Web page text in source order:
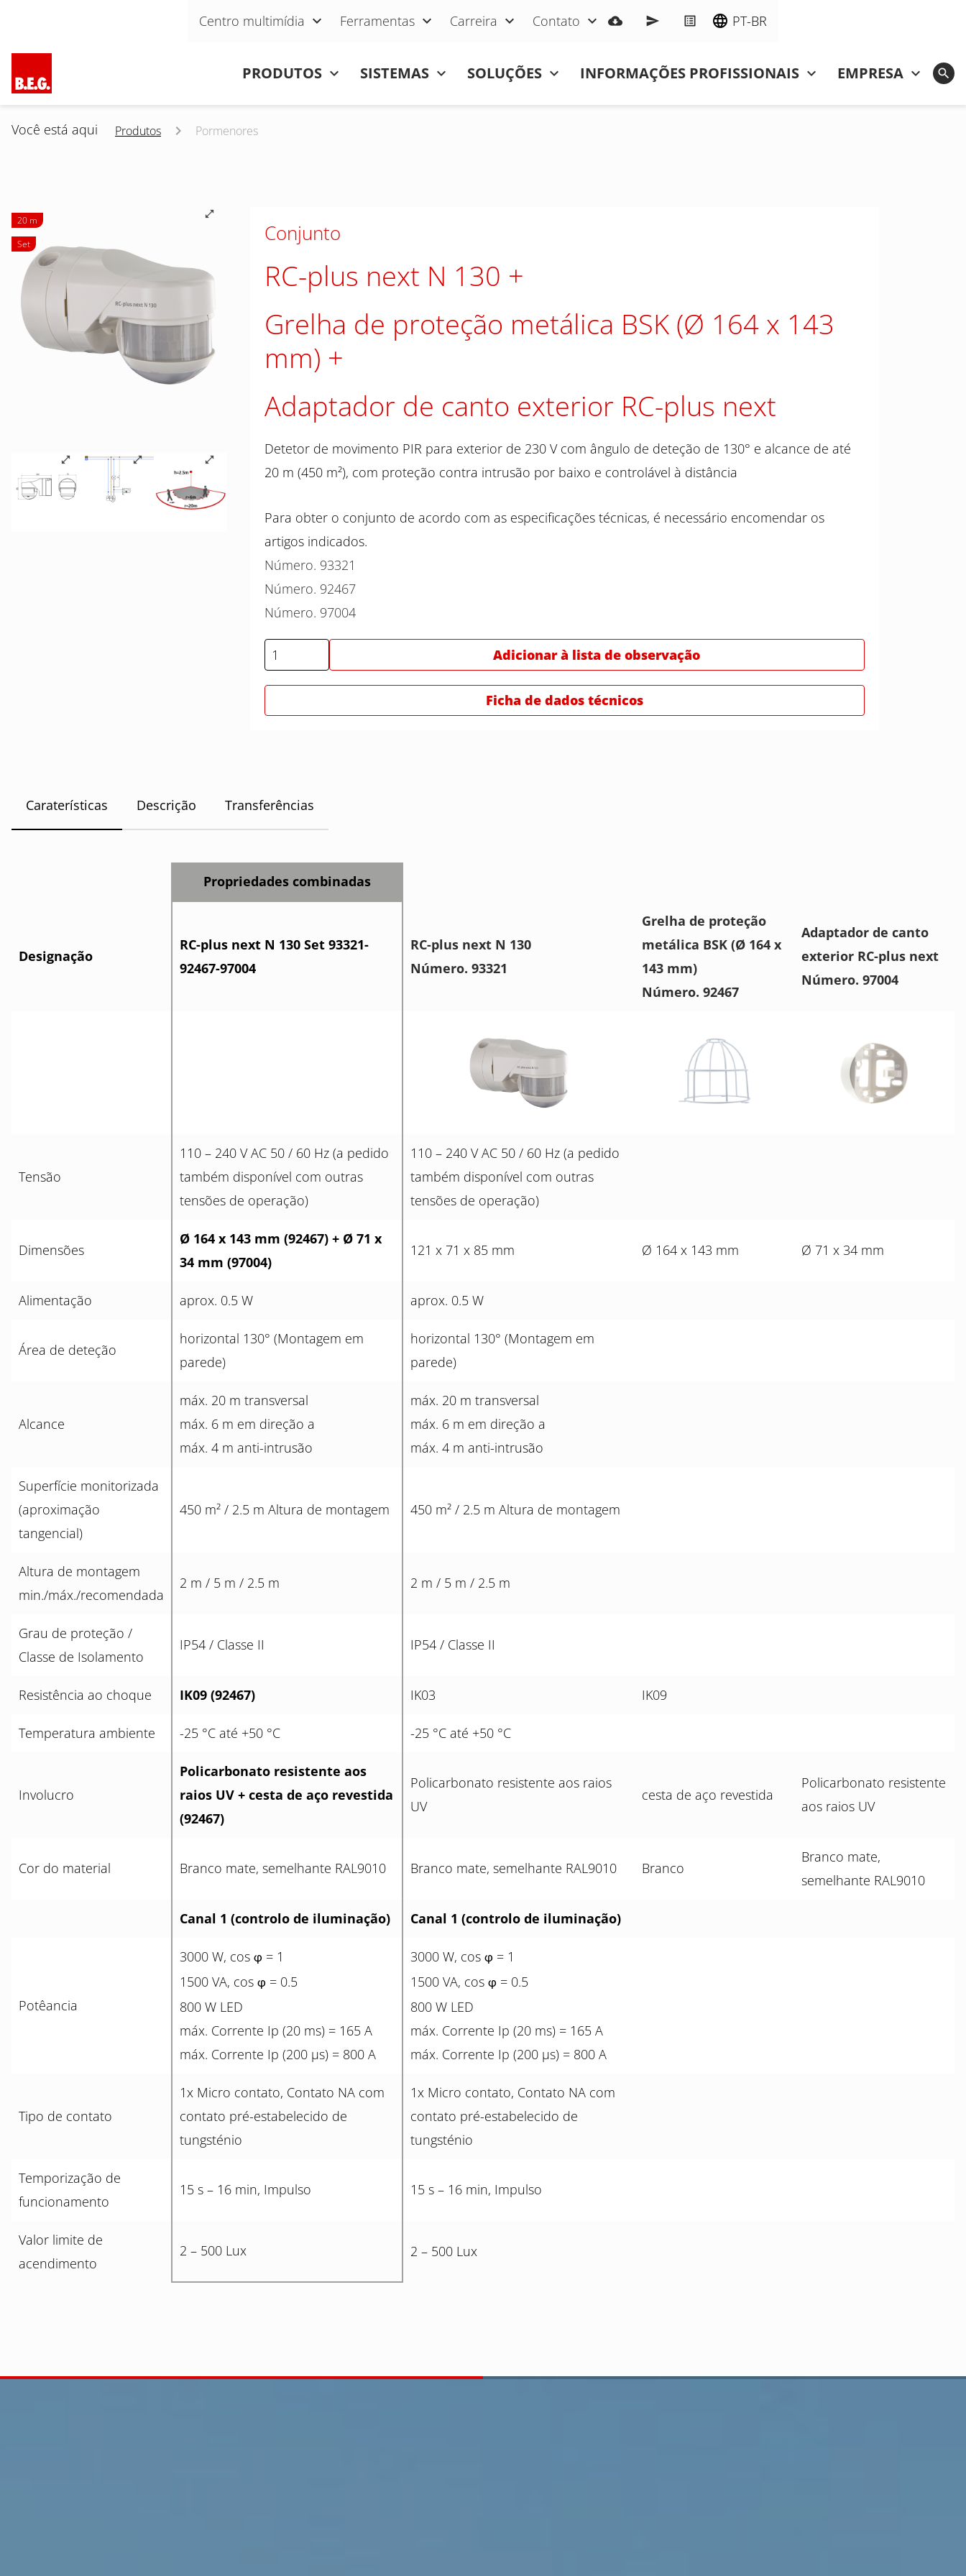
Pular navegação
Centro multimídia Ferramentas Carreira Contato PT-BR
PRODUTOS SISTEMAS SOLUÇÕES INFORMAÇÕES PROFISSIONAIS EMPRESA
Você está aqui Produtos Pormenores
20 m
Set
Conjunto
RC-plus next N 130
Grelha de proteção metálica BSK (Ø 164 x 143
mm)
Adaptador de canto exterior RC-plus next
Detetor de movimento PIR para exterior de 230 V com ângulo de deteção de 130° e alcance de até
20 m (450 m²), com proteção contra intrusão por baixo e controlável à distância
Para obter o conjunto de acordo com as especificações técnicas, é necessário encomendar os
artigos indicados.
Número. 93321
Número. 92467
Número. 97004
Adicionar à lista de observação
Ficha de dados técnicos
Caraterísticas Descrição Transferências
Propriedades combinadas
Designação
RC-plus next N 130 Set 93321-
92467-97004
RC-plus next N 130
Número. 93321
Grelha de proteção
metálica BSK (Ø 164 x
143 mm)
Número. 92467
Adaptador de canto
exterior RC-plus next
Número. 97004
Tensão
110 – 240 V AC 50 / 60 Hz (a pedido
também disponível com outras
tensões de operação)
110 – 240 V AC 50 / 60 Hz (a pedido
também disponível com outras
tensões de operação)
Dimensões
Ø 164 x 143 mm (92467) + Ø 71 x
34 mm (97004)
121 x 71 x 85 mm Ø 164 x 143 mm Ø 71 x 34 mm
Alimentação aprox. 0.5 W aprox. 0.5 W
Área de deteção
horizontal 130° (Montagem em
parede)
horizontal 130° (Montagem em
parede)
Alcance
máx. 20 m transversal
máx. 6 m em direção a
máx. 4 m anti-intrusão
máx. 20 m transversal
máx. 6 m em direção a
máx. 4 m anti-intrusão
Superfície monitorizada
(aproximação
tangencial)
450 m² / 2.5 m Altura de montagem 450 m² / 2.5 m Altura de montagem
Altura de montagem
min./máx./recomendada
2 m / 5 m / 2.5 m 2 m / 5 m / 2.5 m
Grau de proteção /
Classe de Isolamento
IP54 / Classe II IP54 / Classe II
Resistência ao choque IK09 (92467) IK03 IK09
Temperatura ambiente -25 °C até +50 °C -25 °C até +50 °C
Involucro
Policarbonato resistente aos
raios UV + cesta de aço revestida
(92467)
Policarbonato resistente aos raios
UV
cesta de aço revestida
Policarbonato resistente
aos raios UV
Cor do material Branco mate, semelhante RAL9010 Branco mate, semelhante RAL9010 Branco
Branco mate,
semelhante RAL9010
Canal 1 (controlo de iluminação) Canal 1 (controlo de iluminação)
Potêancia
3000 W, cos φ = 1
1500 VA, cos φ = 0.5
800 W LED
máx. Corrente Ip (20 ms) = 165 A
máx. Corrente Ip (200 µs) = 800 A
3000 W, cos φ = 1
1500 VA, cos φ = 0.5
800 W LED
máx. Corrente Ip (20 ms) = 165 A
máx. Corrente Ip (200 µs) = 800 A
Tipo de contato
1x Micro contato, Contato NA com
contato pré-estabelecido de
tungsténio
1x Micro contato, Contato NA com
contato pré-estabelecido de
tungsténio
Temporização de
funcionamento
15 s – 16 min, Impulso 15 s – 16 min, Impulso
Valor limite de
acendimento
2 – 500 Lux 2 – 500 Lux